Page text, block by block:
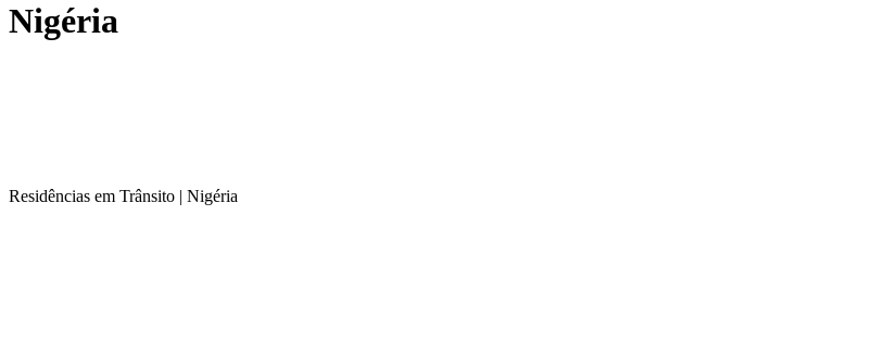
Nigéria
Residências em Trânsito | Nigéria